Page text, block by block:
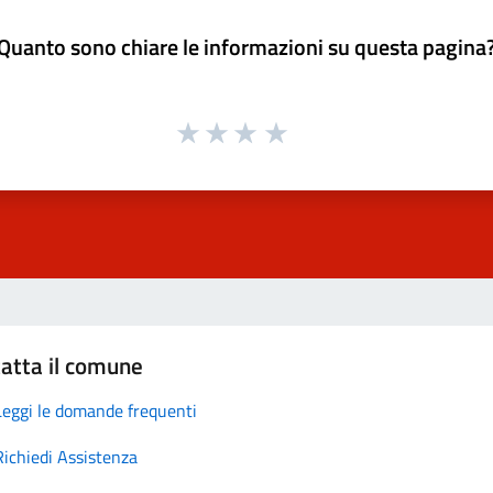
sono chiare le informazioni su questa
il comune
le domande frequenti
Assistenza